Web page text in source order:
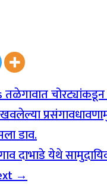
तळेगावात चोरट्यांकडून
डाव.
दाभाडे येथे
→